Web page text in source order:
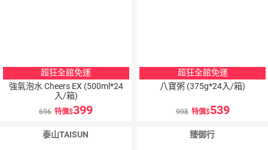
超狂全館免運
強氣泡水 Cheers EX (500ml*24
入/箱)
696 特價 399
超狂全館免運
八寶粥 (375g*24入/箱)
998 特價 539
泰山TAISUN 臻御行